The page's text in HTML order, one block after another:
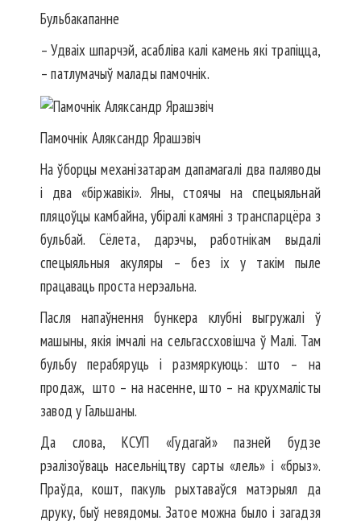
Бульбакапанне
– Удваіх шпарчэй, асабліва калі камень які трапіцца,
– патлумачыў малады памочнік.
Памочнік Аляксандр Ярашэвіч
На ўборцы механізатарам дапамагалі два паляводы
і два «біржавікі». Яны, стоячы на спецыяльнай
пляцоўцы камбайна, убіралі камяні з транспарцёра з
бульбай. Сёлета, дарэчы, работнікам выдалі
спецыяльныя акуляры – без іх у такім пыле
працаваць проста нерэальна.
Пасля напаўнення бункера клубні выгружалі ў
машыны, якія імчалі на сельгассховішча ў Малі. Там
бульбу перабяруць і размяркуюць: што – на
продаж, што – на насенне, што – на крухмалісты
завод у Гальшаны.
Да слова, КСУП «Гудагай» пазней будзе
рэалізоўваць насельніцтву сарты «лель» і «брыз».
Праўда, кошт, пакуль рыхтаваўся матэрыял да
друку, быў невядомы. Затое можна было і загадзя